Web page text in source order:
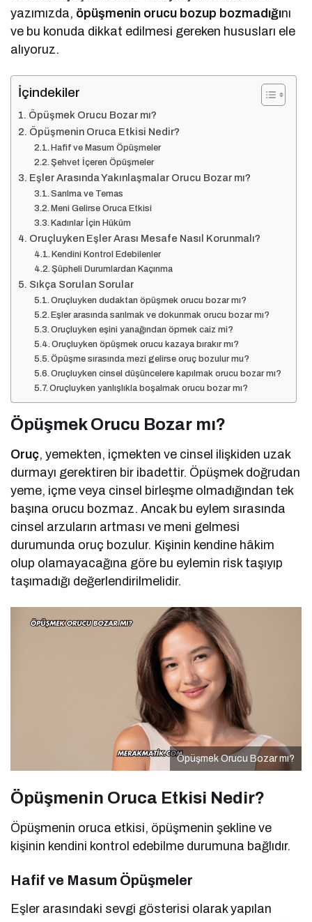
yazımızda, öpüşmenin orucu bozup bozmadığını
ve bu konuda dikkat edilmesi gereken hususları ele
alıyoruz.
İçindekiler
Öpüşmek Orucu Bozar mı?
Öpüşmenin Oruca Etkisi Nedir?
Hafif ve Masum Öpüşmeler
Şehvet İçeren Öpüşmeler
Eşler Arasında Yakınlaşmalar Orucu Bozar mı?
Sarılma ve Temas
Meni Gelirse Oruca Etkisi
Kadınlar İçin Hüküm
Oruçluyken Eşler Arası Mesafe Nasıl Korunmalı?
Kendini Kontrol Edebilenler
Şüpheli Durumlardan Kaçınma
Sıkça Sorulan Sorular
Oruçluyken dudaktan öpüşmek orucu bozar mı?
Eşler arasında sarılmak ve dokunmak orucu bozar mı?
Oruçluyken eşini yanağından öpmek caiz mi?
Oruçluyken öpüşmek orucu kazaya bırakır mı?
Öpüşme sırasında mezi gelirse oruç bozulur mu?
Oruçluyken cinsel düşüncelere kapılmak orucu bozar mı?
Oruçluyken yanlışlıkla boşalmak orucu bozar mı?
Öpüşmek Orucu Bozar mı?
Oruç, yemekten, içmekten ve cinsel ilişkiden uzak
durmayı gerektiren bir ibadettir. Öpüşmek doğrudan
yeme, içme veya cinsel birleşme olmadığından tek
başına orucu bozmaz. Ancak bu eylem sırasında
cinsel arzuların artması ve meni gelmesi
durumunda oruç bozulur. Kişinin kendine hâkim
olup olamayacağına göre bu eylemin risk taşıyıp
taşımadığı değerlendirilmelidir.
Öpüşmek Orucu Bozar mı?
Öpüşmenin Oruca Etkisi Nedir?
Öpüşmenin oruca etkisi, öpüşmenin şekline ve
kişinin kendini kontrol edebilme durumuna bağlıdır.
Hafif ve Masum Öpüşmeler
Eşler arasındaki sevgi gösterisi olarak yapılan